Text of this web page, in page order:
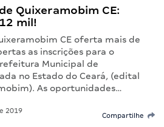
Quixeramobim CE:
mil!
CE oferta mais de
as inscrições para o
Municipal de
no Estado do Ceará, (edital
As oportunidades…
2019
Compartilhe